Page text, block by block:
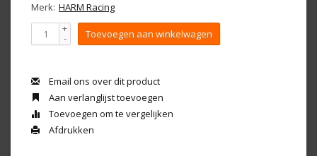
Merk: HARM Racing
+
- Toevoegen aan winkelwagen
Email ons over dit product
Aan verlanglijst toevoegen
Toevoegen om te vergelijken
Afdrukken